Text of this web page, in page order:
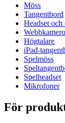
Möss
Tangentbord
Headset
Högtalare
iPad-
Spelmöss
Spelheadset
Mikrofoner
För